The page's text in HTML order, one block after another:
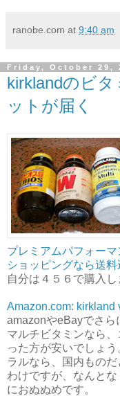
ranobe.com at 9:40 am
Friday, October 29,
kirklandのビ
ットが届く
プレミアムパフォー
ショッピングなら送料
自分は４５６で購入し
Amazon.com: kirkland
amazonやeBayでさら
マルチビタミンなら
った方が安いでしょ
ラルなら、国内もの
わけですが、なんと
におぬぬめです。